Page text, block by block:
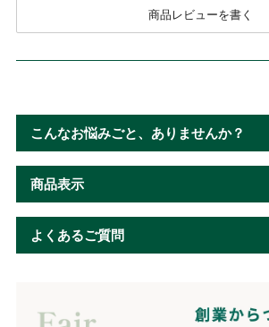
商品レビューを書く
こんなお悩みごと、ありませんか？
商品表示
よくあるご質問